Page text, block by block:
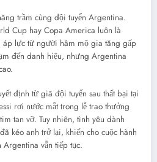
trầm cùng đội tuyển Argentina.
Cup hay Copa America luôn là
áp lực từ người hâm mộ gia tăng gấp
đến danh hiệu, nhưng Argentina
định từ giã đội tuyển sau thất bại tại
rơi nước mắt trong lễ trao thưởng
tan vỡ. Tuy nhiên, tình yêu dành
kéo anh trở lại, khiến cho cuộc hành
vẫn tiếp tục.